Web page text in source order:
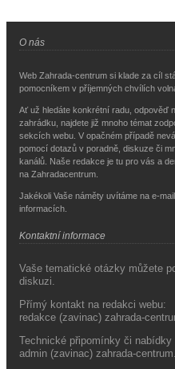
O nás
Web Zahrada-centrum si klade za cíl
pomocníkem v příjemných chvílích
Ať už hledáte konkrétní radu, odpověď
zahrádku, najdete již mnoho témat
sekcích webu. V opačném případě
pomocí dotazů v poradně, diskuze či
kanálů. Naše redakce je tu pro vás a
na Zahradacentrum.
Jakékoli Vaše náměty uvítáme na e-
informacích.
Kontaktní informace
Vaše tematické otázky můžete
diskuzi.
Přímý kontakt na redakci webu:
redakce (zavinac) zahrada-
Technické připomínky či
admin (zavinac) zahrada-